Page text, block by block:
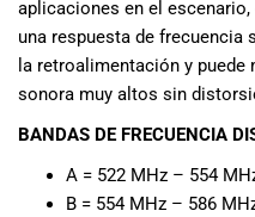
ti,
al
aplicaciones en el
una respuesta de frecuencia
la retroalimentación y
sonora muy altos sin
BANDAS DE FRECUENCIA
A = 522 MHz – 554
B = 554 MHz – 586